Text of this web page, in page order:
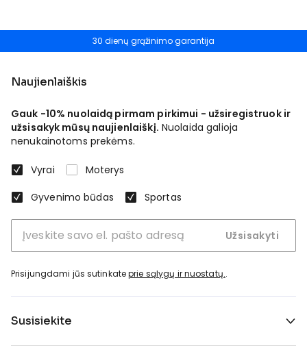
30 dienų grąžinimo garantija
Naujienlaiškis
Gauk -10% nuolaidą pirmam pirkimui - užsiregistruok ir
užsisakyk mūsų naujienlaiškį. Nuolaida galioja
nenukainotoms prekėms.
Vyrai
Moterys
Gyvenimo būdas
Sportas
Užsisakyti
Prisijungdami jūs sutinkateprie sąlygų ir nuostatų..
Susisiekite